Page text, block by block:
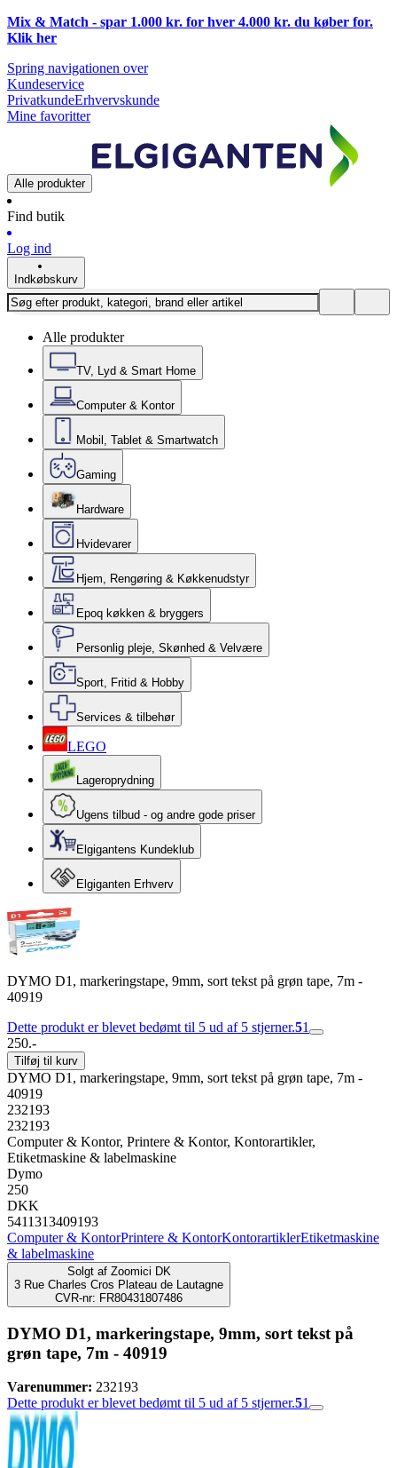
Mix & Match - spar 1.000 kr. for hver 4.000 kr. du køber for.
Klik her
Spring navigationen over
Kundeservice
PrivatkundeErhvervskunde
Mine favoritter
Alle produkter
Find butik
Log ind
Indkøbskurv
Alle produkter
TV, Lyd & Smart Home
Computer & Kontor
Mobil, Tablet & Smartwatch
Gaming
Hardware
Hvidevarer
Hjem, Rengøring & Køkkenudstyr
Epoq køkken & bryggers
Personlig pleje, Skønhed & Velvære
Sport, Fritid & Hobby
Services & tilbehør
LEGO
Lageroprydning
Ugens tilbud - og andre gode priser
Elgigantens Kundeklub
Elgiganten Erhverv
DYMO D1, markeringstape, 9mm, sort tekst på grøn tape, 7m -
40919
Dette produkt er blevet bedømt til 5 ud af 5 stjerner.51
250.-
Tilføj til kurv
DYMO D1, markeringstape, 9mm, sort tekst på grøn tape, 7m -
40919
232193
232193
Computer & Kontor, Printere & Kontor, Kontorartikler,
Etiketmaskine & labelmaskine
Dymo
250
DKK
5411313409193
Computer & KontorPrintere & KontorKontorartiklerEtiketmaskine
& labelmaskine
Solgt af Zoomici DK
3 Rue Charles Cros Plateau de Lautagne
CVR-nr: FR80431807486
DYMO D1, markeringstape, 9mm, sort tekst på
grøn tape, 7m - 40919
Varenummer: 232193
Dette produkt er blevet bedømt til 5 ud af 5 stjerner.51